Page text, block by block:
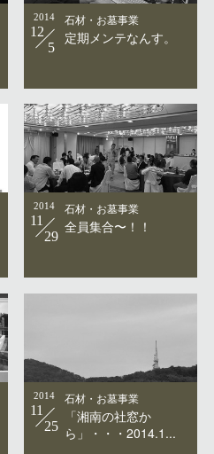
2014
12
5
石材・お墓事業
定期メンテなんす。
2014
11
29
石材・お墓事業
全員集合〜！！
2014
11
25
石材・お墓事業
「湘南の社窓か
ら」・・・2014.1...